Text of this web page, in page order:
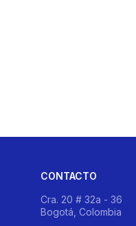
CONTACTO
Cra. 20 # 32a - 36
Bogotá, Colombia